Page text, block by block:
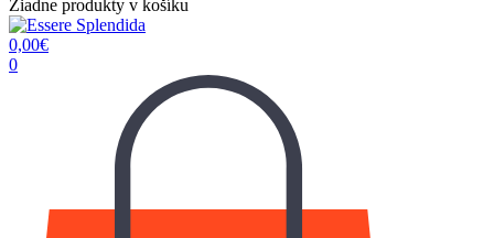
Žiadne produkty v košíku
0,00€
0